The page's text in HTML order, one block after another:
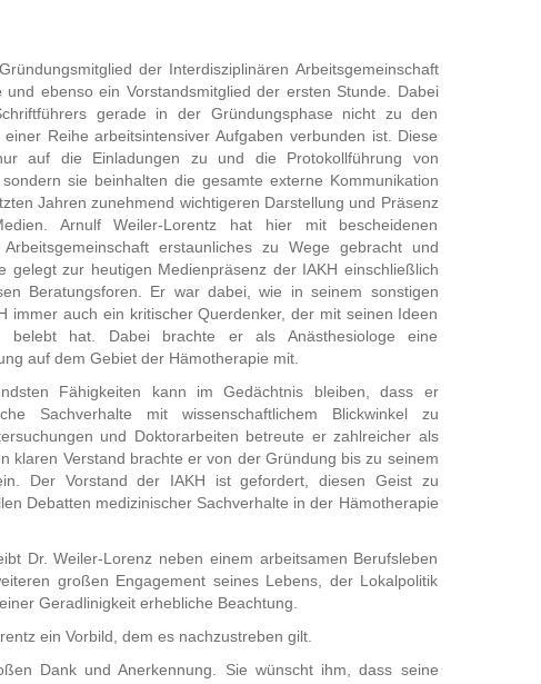
der Interdisziplinären Arbeitsgemeinschaft
und ebenso ein Vorstandsmitglied der ersten Stunde. Dabei
gerade in der Gründungsphase nicht zu den
Reihe arbeitsintensiver Aufgaben verbunden ist. Diese
auf die Einladungen zu und die Protokollführung von
sie beinhalten die gesamte externe Kommunikation
Jahren zunehmend wichtigeren Darstellung und Präsenz
Arnulf Weiler-Lorentz hat hier mit bescheidenen
erstaunliches zu Wege gebracht und
gelegt zur heutigen Medienpräsenz der IAKH einschließlich
Beratungsforen. Er war dabei, wie in seinem sonstigen
immer auch ein kritischer Querdenker, der mit seinen Ideen
belebt hat. Dabei brachte er als Anästhesiologe eine
auf dem Gebiet der Hämotherapie mit.
Fähigkeiten kann im Gedächtnis bleiben, dass er
Sachverhalte mit wissenschaftlichem Blickwinkel zu
und Doktorarbeiten betreute er zahlreicher als
klaren Verstand brachte er von der Gründung bis zu seinem
Der Vorstand der IAKH ist gefordert, diesen Geist zu
Debatten medizinischer Sachverhalte in der Hämotherapie
Dr. Weiler-Lorenz neben einem arbeitsamen Berufsleben
großen Engagement seines Lebens, der Lokalpolitik
Geradlinigkeit erhebliche Beachtung.
ein Vorbild, dem es nachzustreben gilt.
Dank und Anerkennung. Sie wünscht ihm, dass seine